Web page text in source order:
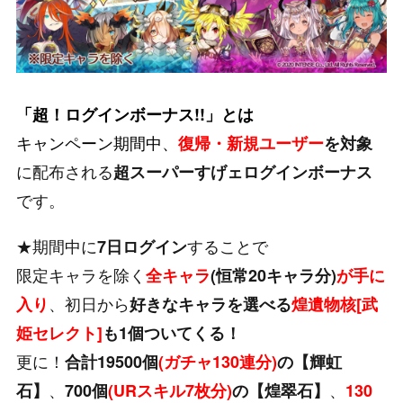
「超！ログインボーナス!!」とは
キャンペーン期間中、 復帰・新規ユーザーを対象
に配布される超スーパーすげェログインボーナス
です。
★期間中に7日ログインすることで
限定キャラを除く 全キャラ(恒常20キャラ分)が手に
入り、初日から好きなキャラを選べる煌遺物核[武
姫セレクト]も1個ついてくる！
更に！ 合計19500個(ガチャ130連分)の【輝虹
石】 、 700個(URスキル7枚分)の【煌翠石】 、 130